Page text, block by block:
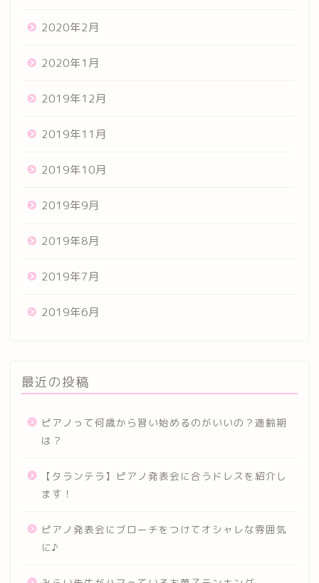
2020年2月
2020年1月
2019年12月
2019年11月
2019年10月
2019年9月
2019年8月
2019年7月
2019年6月
最近の投稿
ピアノって何歳から習い始めるのがいいの？適齢期
は？
【タランテラ】ピアノ発表会に合うドレスを紹介し
ます！
ピアノ発表会にブローチをつけてオシャレな雰囲気
に♪